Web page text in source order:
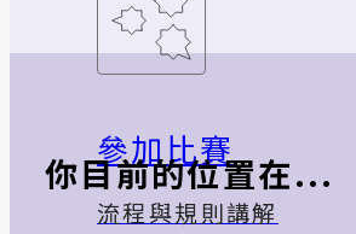
參加比賽
流程與規則講解
你目前的位置在...